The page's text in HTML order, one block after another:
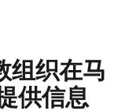
组织在马
供信息